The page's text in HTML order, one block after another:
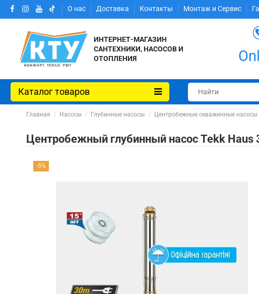
О нас Доставка Контакты Монтаж и Сервис
ИНТЕРНЕТ-МАГАЗИН
САНТЕХНИКИ, НАСОСОВ И
ОТОПЛЕНИЯ
Каталог товаров
Главная Насосы Глубинные насосы Центробежные скважинные насосы
Центробежный глубинный насос Tekk Haus
-5%